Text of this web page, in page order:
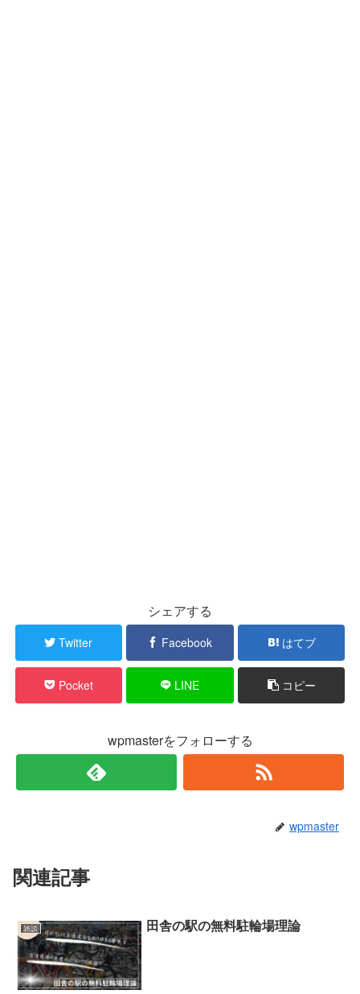
シェアする
Twitter Facebook はてブ
Pocket LINE コピー
wpmasterをフォローする
wpmaster
関連記事
雑談 田舎の駅の無料駐輪場理論